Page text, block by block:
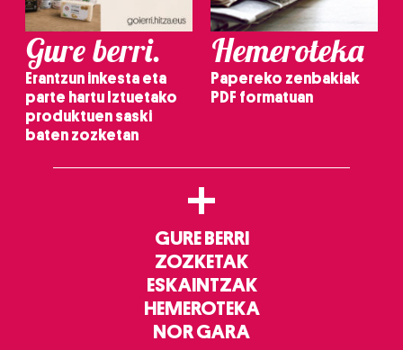
Gure berri.
Erantzun inkesta eta
parte hartu Iztuetako
produktuen saski
baten zozketan
Hemeroteka
Papereko zenbakiak
PDF formatuan
+
GURE BERRI
ZOZKETAK
ESKAINTZAK
HEMEROTEKA
NOR GARA